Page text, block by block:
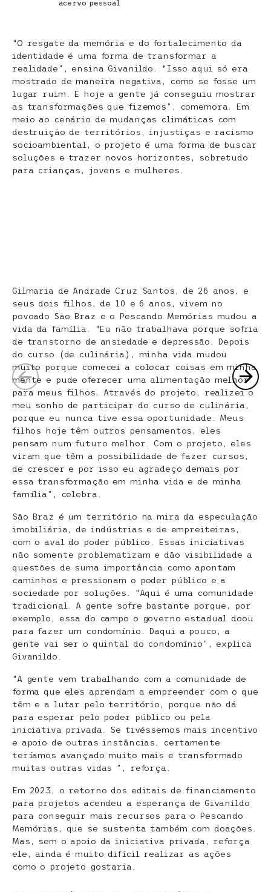
acervo pessoal
“O resgate da memória e do fortalecimento da
identidade é uma forma de transformar a
realidade”, ensina Givanildo. “Isso aqui só era
mostrado de maneira negativa, como se fosse um
lugar ruim. E hoje a gente já conseguiu mostrar
as transformações que fizemos”, comemora. Em
meio ao cenário de mudanças climáticas com
destruição de territórios, injustiças e racismo
socioambiental, o projeto é uma forma de buscar
soluções e trazer novos horizontes, sobretudo
para crianças, jovens e mulheres.
Gilmaria de Andrade Cruz Santos, de 26 anos, e
seus dois filhos, de 10 e 6 anos, vivem no
povoado São Braz e o Pescando Memórias mudou a
vida da família. “Eu não trabalhava porque sofria
de transtorno de ansiedade e depressão. Depois
do curso (de culinária), minha vida mudou
muito porque comecei a colocar coisas em minha
mente e pude oferecer uma alimentação melhor
para meus filhos. Através do projeto, realizei o
meu sonho de participar do curso de culinária,
porque eu nunca tive essa oportunidade. Meus
filhos hoje têm outros pensamentos, eles
pensam num futuro melhor. Com o projeto, eles
viram que têm a possibilidade de fazer cursos,
de crescer e por isso eu agradeço demais por
essa transformação em minha vida e de minha
família”, celebra.
São Braz é um território na mira da especulação
imobiliária, de indústrias e de empreiteiras,
com o aval do poder público. Essas iniciativas
não somente problematizam e dão visibilidade a
questões de suma importância como apontam
caminhos e pressionam o poder público e a
sociedade por soluções. “Aqui é uma comunidade
tradicional. A gente sofre bastante porque, por
exemplo, essa do campo o governo estadual doou
para fazer um condomínio. Daqui a pouco, a
gente vai ser o quintal do condomínio”, explica
Givanildo.
“A gente vem trabalhando com a comunidade de
forma que eles aprendam a empreender com o que
têm e a lutar pelo território, porque não dá
para esperar pelo poder público ou pela
iniciativa privada. Se tivéssemos mais incentivo
e apoio de outras instâncias, certamente
teríamos avançado muito mais e transformado
muitas outras vidas ”, reforça.
Em 2023, o retorno dos editais de financiamento
para projetos acendeu a esperança de Givanildo
para conseguir mais recursos para o Pescando
Memórias, que se sustenta também com doações.
Mas, sem o apoio da iniciativa privada, reforça
ele, ainda é muito difícil realizar as ações
como o projeto gostaria.